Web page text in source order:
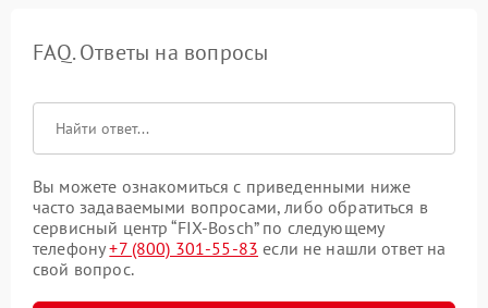
FAQ. Ответы на вопросы
Вы можете ознакомиться с приведенными ниже
часто задаваемыми вопросами, либо обратиться в
сервисный центр “FIX-Bosch” по следующему
телефону+7 (800) 301-55-83 если не нашли ответ на
свой вопрос.